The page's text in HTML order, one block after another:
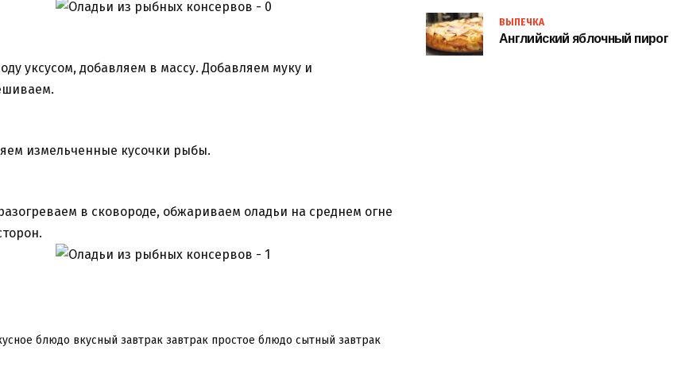
уксусом, добавляем в массу. Добавляем муку и
измельченные кусочки рыбы.
в сковороде, обжариваем оладьи на среднем огне
блюдо вкусный завтрак завтрак простое блюдо сытный завтрак
ВЫПЕЧКА
Английский яблочный пирог